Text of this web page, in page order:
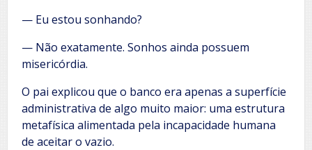
— Eu estou sonhando?
— Não exatamente. Sonhos ainda possuem
misericórdia.
O pai explicou que o banco era apenas a superfície
administrativa de algo muito maior: uma estrutura
metafísica alimentada pela incapacidade humana
de aceitar o vazio.